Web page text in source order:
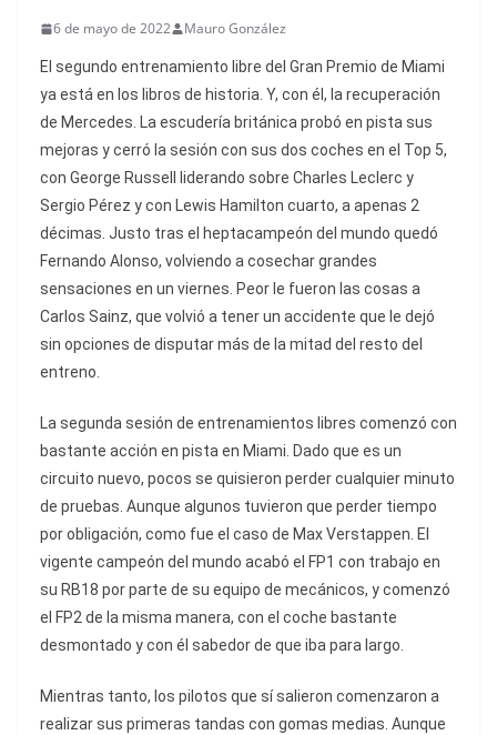
6 de mayo de 2022 Mauro González
El segundo entrenamiento libre del Gran Premio de Miami
ya está en los libros de historia. Y, con él, la recuperación
de Mercedes. La escudería británica probó en pista sus
mejoras y cerró la sesión con sus dos coches en el Top 5,
con George Russell liderando sobre Charles Leclerc y
Sergio Pérez y con Lewis Hamilton cuarto, a apenas 2
décimas. Justo tras el heptacampeón del mundo quedó
Fernando Alonso, volviendo a cosechar grandes
sensaciones en un viernes. Peor le fueron las cosas a
Carlos Sainz, que volvió a tener un accidente que le dejó
sin opciones de disputar más de la mitad del resto del
entreno.
La segunda sesión de entrenamientos libres comenzó con
bastante acción en pista en Miami. Dado que es un
circuito nuevo, pocos se quisieron perder cualquier minuto
de pruebas. Aunque algunos tuvieron que perder tiempo
por obligación, como fue el caso de Max Verstappen. El
vigente campeón del mundo acabó el FP1 con trabajo en
su RB18 por parte de su equipo de mecánicos, y comenzó
el FP2 de la misma manera, con el coche bastante
desmontado y con él sabedor de que iba para largo.
Mientras tanto, los pilotos que sí salieron comenzaron a
realizar sus primeras tandas con gomas medias. Aunque